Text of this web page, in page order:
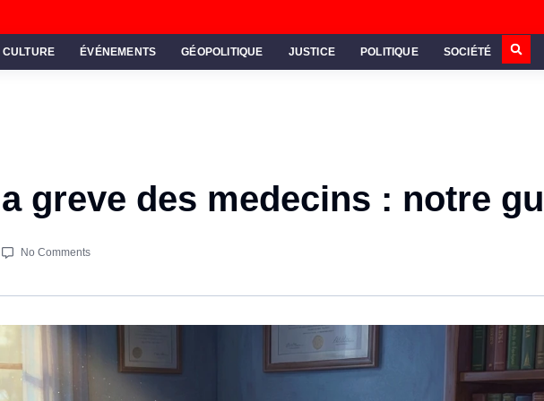
CULTURE ÉVÉNEMENTS GÉOPOLITIQUE JUSTICE POLITIQUE SOCIÉTÉ
greve des medecins : notre
No Comments